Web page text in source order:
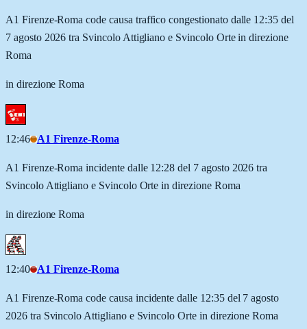
A1 Firenze-Roma code causa traffico congestionato dalle 12:35 del
7 agosto 2026 tra Svincolo Attigliano e Svincolo Orte in direzione
Roma
in direzione Roma
12:46 A1 Firenze-Roma
A1 Firenze-Roma incidente dalle 12:28 del 7 agosto 2026 tra
Svincolo Attigliano e Svincolo Orte in direzione Roma
in direzione Roma
12:40 A1 Firenze-Roma
A1 Firenze-Roma code causa incidente dalle 12:35 del 7 agosto
2026 tra Svincolo Attigliano e Svincolo Orte in direzione Roma